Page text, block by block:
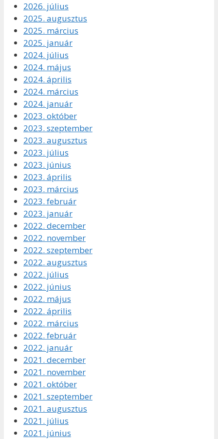
2026. július
2025. augusztus
2025. március
2025. január
2024. július
2024. május
2024. április
2024. március
2024. január
2023. október
2023. szeptember
2023. augusztus
2023. július
2023. június
2023. április
2023. március
2023. február
2023. január
2022. december
2022. november
2022. szeptember
2022. augusztus
2022. július
2022. június
2022. május
2022. április
2022. március
2022. február
2022. január
2021. december
2021. november
2021. október
2021. szeptember
2021. augusztus
2021. július
2021. június